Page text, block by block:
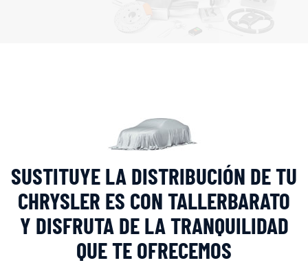
SUSTITUYE LA DISTRIBUCIÓN DE TU
CHRYSLER ES CON TALLERBARATO
Y DISFRUTA DE LA TRANQUILIDAD
QUE TE OFRECEMOS